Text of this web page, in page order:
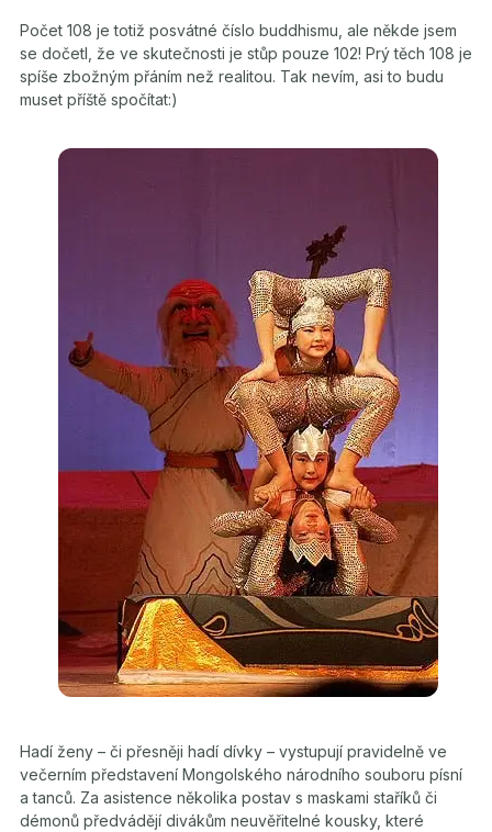
Počet 108 je totiž posvátné číslo buddhismu, ale někde jsem
se dočetl, že ve skutečnosti je stůp pouze 102! Prý těch 108 je
spíše zbožným přáním než realitou. Tak nevím, asi to budu
muset příště spočítat:)
Hadí ženy – či přesněji hadí dívky – vystupují pravidelně ve
večerním představení Mongolského národního souboru písní
a tanců. Za asistence několika postav s maskami staříků či
démonů předvádějí divákům neuvěřitelné kousky, které